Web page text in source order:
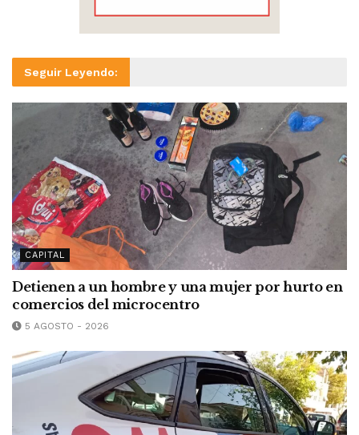
Seguir Leyendo:
CAPITAL
Detienen a un hombre y una mujer por hurto en
comercios del microcentro
5 AGOSTO - 2026